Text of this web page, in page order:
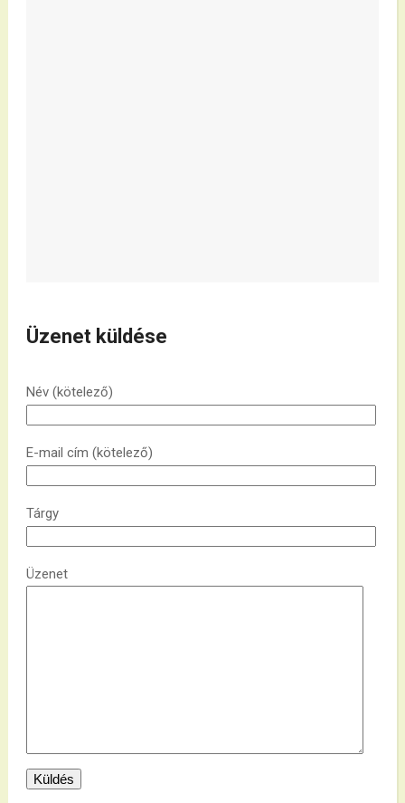
Üzenet küldése
Név (kötelező)
E-mail cím (kötelező)
Tárgy
Üzenet